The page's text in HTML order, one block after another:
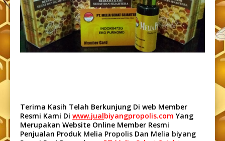
Terima Kasih Telah Berkunjung Di web Member
Resmi Kami Di www.jualbiyangpropolis.com Yang
Merupakan Website Online Member Resmi
Penjualan Produk Melia Propolis Dan Melia biyang